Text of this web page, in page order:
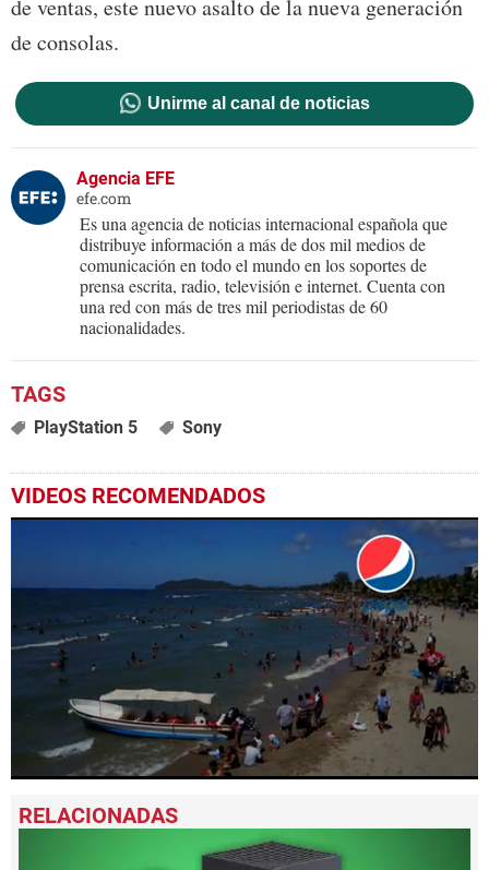
de ventas, este nuevo asalto de la nueva generación
de consolas.
Unirme al canal de noticias
Agencia EFE
efe.com
Es una agencia de noticias internacional española que
distribuye información a más de dos mil medios de
comunicación en todo el mundo en los soportes de
prensa escrita, radio, televisión e internet. Cuenta con
una red con más de tres mil periodistas de 60
nacionalidades.
PlayStation 5 Sony
VIDEOS RECOMENDADOS
seconds
of